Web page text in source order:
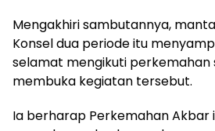
Mengakhiri sambutannya,
Konsel dua periode itu
selamat mengikuti
membuka kegiatan tersebut.
Ia berharap Perkemahan Akbar